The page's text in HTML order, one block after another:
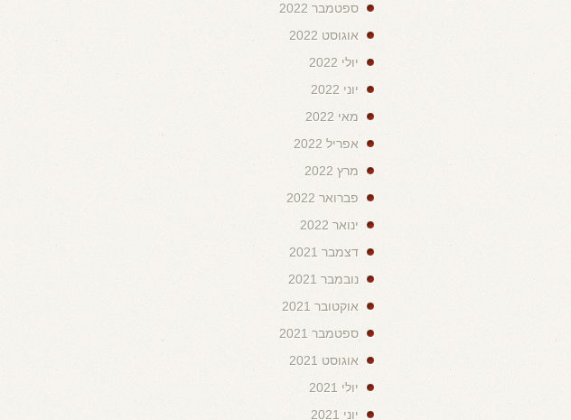
ספטמבר 2022
אוגוסט 2022
יולי 2022
יוני 2022
מאי 2022
אפריל 2022
מרץ 2022
פברואר 2022
ינואר 2022
דצמבר 2021
נובמבר 2021
אוקטובר 2021
ספטמבר 2021
אוגוסט 2021
יולי 2021
יוני 2021